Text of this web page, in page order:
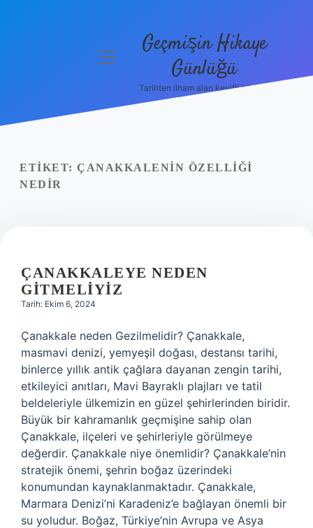
Yasal Uyarı
menüyü
Geçmişin Hikaye
Günlüğü
Tarihten ilham alan keyifli bilgiler!
ETIKET: ÇANAKKALENIN ÖZELLIĞI
NEDIR
ÇANAKKALEYE NEDEN
GITMELIYIZ
Tarih: Ekim 6, 2024
Çanakkale neden Gezilmelidir? Çanakkale,
masmavi denizi, yemyeşil doğası, destansı tarihi,
binlerce yıllık antik çağlara dayanan zengin tarihi,
etkileyici anıtları, Mavi Bayraklı plajları ve tatil
beldeleriyle ülkemizin en güzel şehirlerinden biridir.
Büyük bir kahramanlık geçmişine sahip olan
Çanakkale, ilçeleri ve şehirleriyle görülmeye
değerdir. Çanakkale niye önemlidir? Çanakkale’nin
stratejik önemi, şehrin boğaz üzerindeki
konumundan kaynaklanmaktadır. Çanakkale,
Marmara Denizi’ni Karadeniz’e bağlayan önemli bir
su yoludur. Boğaz, Türkiye’nin Avrupa ve Asya